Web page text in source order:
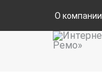
О компании